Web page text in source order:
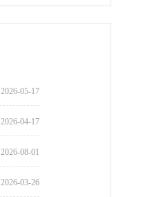
2026-05-17
2026-04-17
2026-08-01
2026-03-26